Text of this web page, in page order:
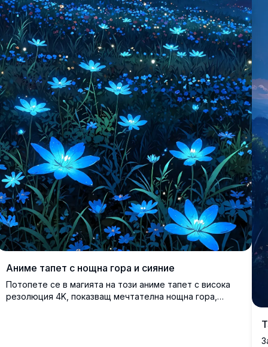
Аниме тапет с нощна гора и сияние
Потопете се в магията на този аниме тапет с висока
резолюция 4K, показващ мечтателна нощна гора,